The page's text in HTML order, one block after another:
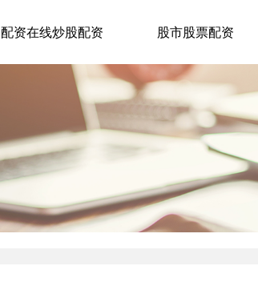
配资在线炒股配资 股市股票配资